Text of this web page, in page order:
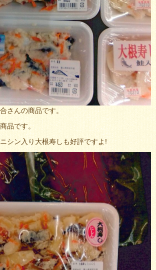
さんの商品です。
品です。
シン入り大根寿しも好評ですよ!